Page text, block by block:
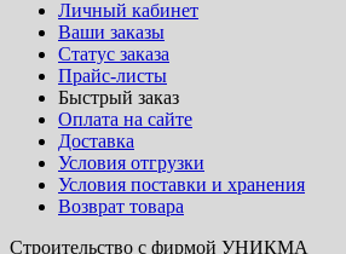
Личный кабинет
Ваши заказы
Статус заказа
Прайс-листы
Быстрый заказ
Оплата на сайте
Доставка
Условия отгрузки
Условия поставки и хранения
Возврат товара
Строительство с фирмой УНИКМА